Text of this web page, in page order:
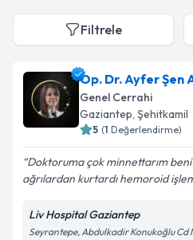
Filtrele
Op. Dr. Ayfer Şen
Genel Cerrahi
Gaziantep, Şehitkamil
5 (1 Değerlendirme)
Doktoruma çok minnettarım
ağrılardan kurtardı hemoroid
Liv Hospital Gaziantep
Seyrantepe, Abdulkadir Konukoğlu Cd